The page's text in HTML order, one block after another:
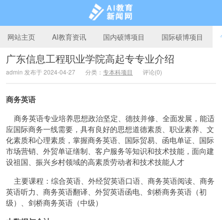
AI教育新闻网
网站主页 AI教育资讯 国内硕博项目 国际硕博项目
广东信息工程职业学院高起专专业介绍
admin 发布于 2024-04-27 分类： 专本科项目 评论(0)
商务英语
商务英语专业培养思想政治坚定、德技并修、全面发展，能适
应国际商务一线需要，具有良好的思想道德素质、职业素养、文
化素质和心理素质，掌握商务英语、国际贸易、函电单证、国际
市场营销、外贸单证缮制、客户服务等知识和技术技能，面向建
设祖国、振兴乡村领域的高素质劳动者和技术技能人才
主要课程：综合英语、外经贸英语口语、商务英语阅读、商务
英语听力、商务英语翻译、外贸英语函电、剑桥商务英语（初
级）、剑桥商务英语（中级）